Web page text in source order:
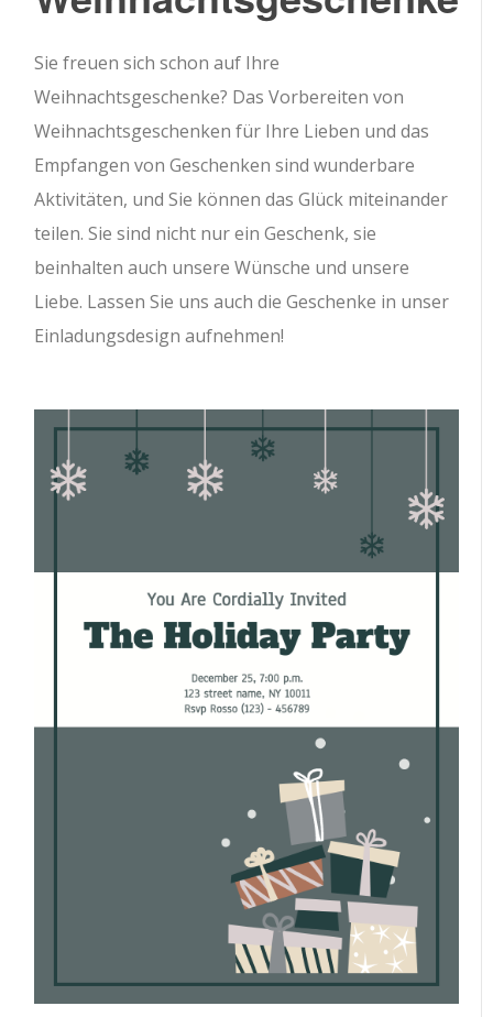
Sie freuen sich schon auf Ihre
Weihnachtsgeschenke? Das Vorbereiten von
Weihnachtsgeschenken für Ihre Lieben und das
Empfangen von Geschenken sind wunderbare
Aktivitäten, und Sie können das Glück miteinander
teilen. Sie sind nicht nur ein Geschenk, sie
beinhalten auch unsere Wünsche und unsere
Liebe. Lassen Sie uns auch die Geschenke in unser
Einladungsdesign aufnehmen!